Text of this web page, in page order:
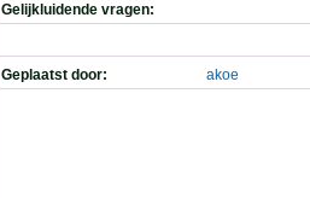
Gelijkluidende vragen:
Geplaatst door: akoe